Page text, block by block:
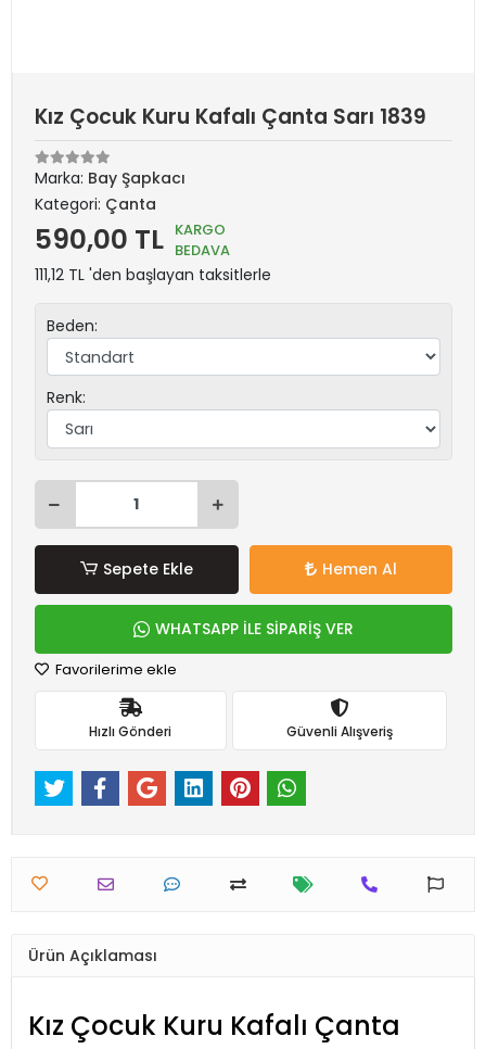
Kız Çocuk Kuru Kafalı Çanta Sarı 1839
Marka: Bay Şapkacı
Kategori: Çanta
590,00 TL KARGO
BEDAVA
111,12 TL 'den başlayan taksitlerle
Beden:
Renk:
Sepete Ekle Hemen Al
WHATSAPP İLE SİPARİŞ VER
Favorilerime ekle
Hızlı Gönderi Güvenli Alışveriş
Ürün Açıklaması
Kız Çocuk Kuru Kafalı Çanta